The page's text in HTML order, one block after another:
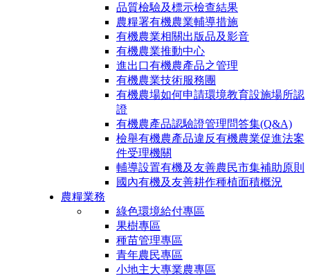
品質檢驗及標示檢查結果
農糧署有機農業輔導措施
有機農業相關出版品及影音
有機農業推動中心
進出口有機農產品之管理
有機農業技術服務團
有機農場如何申請環境教育設施場所認
證
有機農產品認驗證管理問答集(Q&A)
檢舉有機農產品違反有機農業促進法案
件受理機關
輔導設置有機及友善農民市集補助原則
國內有機及友善耕作種植面積概況
農糧業務
綠色環境給付專區
果樹專區
種苗管理專區
青年農民專區
小地主大專業農專區